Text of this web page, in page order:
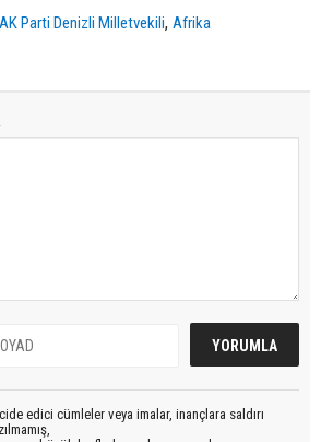
AK Parti Denizli Milletvekili,Afrika
edici cümleler veya imalar, inançlara saldırı